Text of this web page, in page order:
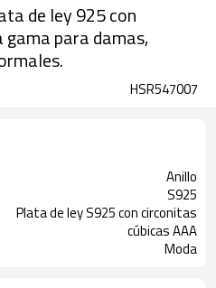
de ley 925 con
para damas,
HSR547007
Anillo
S925
Plata de ley S925 con circonitas
cúbicas AAA
Moda